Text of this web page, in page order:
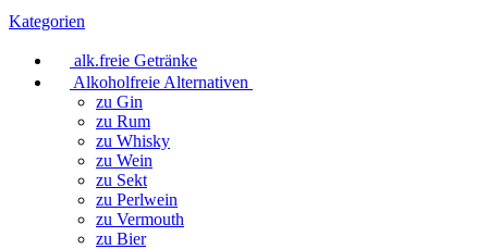
Kategorien
alk.freie Getränke
Alkoholfreie Alternativen
zu Gin
zu Rum
zu Whisky
zu Wein
zu Sekt
zu Perlwein
zu Vermouth
zu Bier